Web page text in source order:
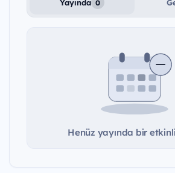
Yayında 0
Henüz yayında bir